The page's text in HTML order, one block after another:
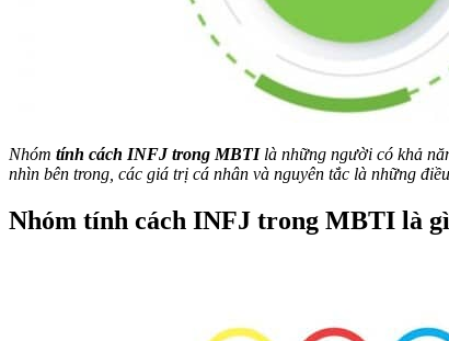
Nhóm tính cách INFJ trong MBTIlà những người có khả
nhìn bên trong, các giá trị cá nhân và nguyên tắc là những
Nhóm tính cách INFJ trong MBTI là